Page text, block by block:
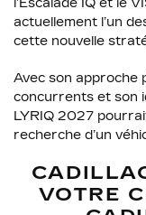
actuellement l’un
cette nouvelle
Avec son approche
concurrents et son
LYRIQ 2027
recherche d’un
VOTRE